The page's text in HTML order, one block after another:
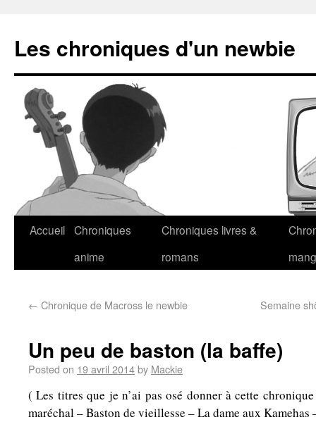
Les chroniques d'un newbie
Accueil Chroniques
anime
Chroniques livres &
romans
← Chronique de Macross le newbie Semaine
Un peu de baston (la baffe)
Posted on 19 avril 2014by Mackie
( Les titres que je n’ai pas osé donner à cette
maréchal – Baston de vieillesse – La dame aux